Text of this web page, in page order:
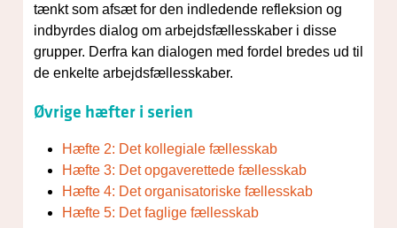
tænkt som afsæt for den indledende refleksion og
indbyrdes dialog om arbejdsfællesskaber i disse
grupper. Derfra kan dialogen med fordel bredes ud til
de enkelte arbejdsfællesskaber.
Øvrige hæfter i serien
Hæfte 2: Det kollegiale fællesskab
Hæfte 3: Det opgaverettede fællesskab
Hæfte 4: Det organisatoriske fællesskab
Hæfte 5: Det faglige fællesskab